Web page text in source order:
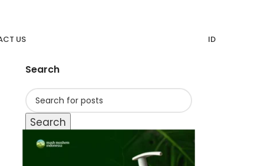
US ID
Search
Search